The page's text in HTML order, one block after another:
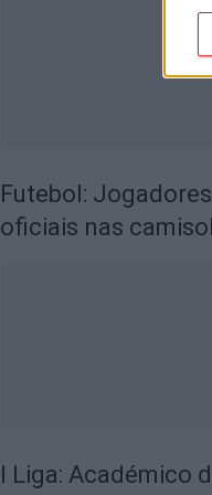
Futebol:
oficiais nas
I Liga: Académico